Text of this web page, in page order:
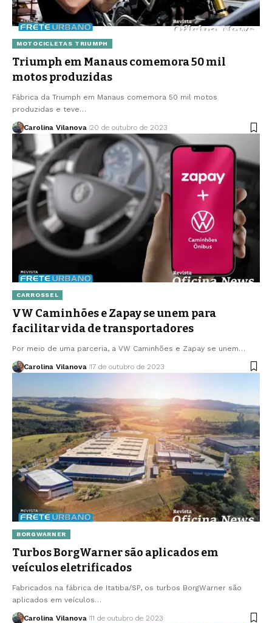
MOTOCICLETAS TRIUMPH
Triumph em Manaus comemora 50 mil
motos produzidas
Fábrica da Triumph em Manaus comemora 50 mil motos
produzidas e teve…
Carolina Vilanova 20 de outubro de 2023
CARROSSEL
VW Caminhões e Zapay se unem para
facilitar vida de transportadores
Por meio de uma parceria, a VW Caminhões e Zapay se unem…
Carolina Vilanova 17 de outubro de 2023
BORGWARNER
Turbos BorgWarner são aplicados em
veículos eletrificados
Fabricados na fábrica de Itatiba/SP, os turbos BorgWarner são
aplicados em veículos…
Carolina Vilanova 11 de outubro de 2023